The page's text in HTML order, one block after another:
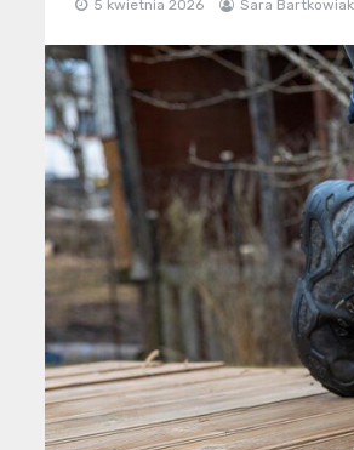
5 kwietnia 2026 Sara Bartkowiak